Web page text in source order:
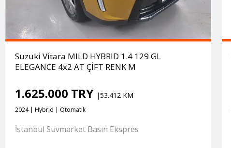
Suzuki Vitara MILD HYBRID 1.4 129 GL
ELEGANCE 4x2 AT ÇİFT RENK M
1.625.000 TRY |53.412 KM
2024 | Hybrid | Otomatik
İstanbul Suvmarket Basın Ekspres